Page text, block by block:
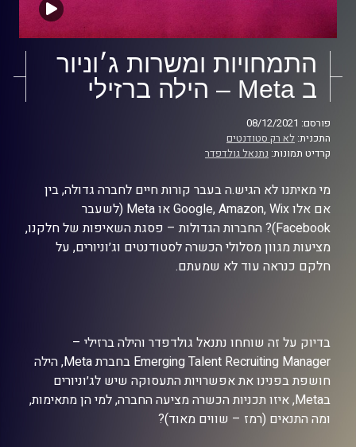
התמחויות ומשרות ג׳וניור
ב Meta – הילה ברזילי
פורסם: 08/12/2021
התכנית: לא רק סטודנטים
קרדיט תמונות: נתנאל גולדפדר
מי מאיתנו לא הגיש.ה בעבר קורות חיים לחברה גדולה, בין
אם אלו Google, Amazon, Wix או Meta (לשעבר
Facebook)? החברות הגדולות – פסגת השאיפות של חלקנו,
מציעות מגוון מסלולי הכשרה לסטודנטים וג׳וניורים, על
חלקם כנראה עוד לא שמעתם.
בדיוק על זה שוחחו נתנאל גולדפדר והילה ברזילי –
Emerging Talent Recruiting Manager בחברת Meta, הילה
חושפת בפנינו את אפשרויות התעסוקה שיש לג׳וניורים
בMeta, איזו תכניות הכשרה מציעה החברה, למי הן מתאימות,
ומה התנאים (רמז – שווים מאוד)?